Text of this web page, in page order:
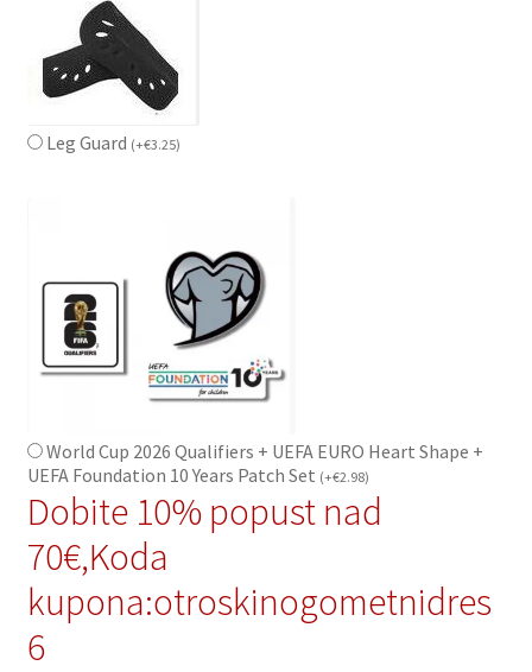
Leg Guard (+€3.25)
World Cup 2026 Qualifiers + UEFA EURO Heart Shape +
UEFA Foundation 10 Years Patch Set (+€2.98)
Dobite 10% popust nad
70€,Koda
kupona:otroskinogometnidres
6